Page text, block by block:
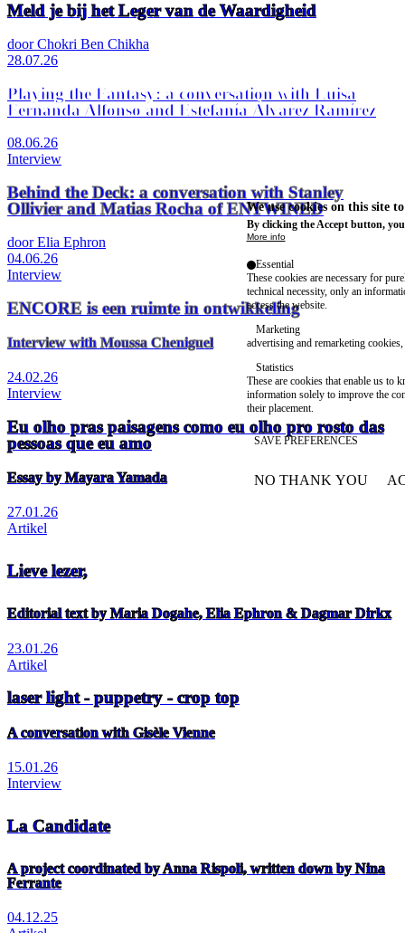
Meld je bij het Leger van de Waardigheid
door Chokri Ben Chikha
28.07.26
Playing the Fantasy: a conversation with Luisa
Fernanda Alfonso and Estefanía Álvarez Ramírez
08.06.26
Interview
Behind the Deck: a conversation with Stanley
Ollivier and Matias Rocha of ENTWINED
door Elia Ephron
04.06.26
Interview
ENCORE is een ruimte in ontwikkeling
Interview with Moussa Cheniguel
24.02.26
Interview
Eu olho pras paisagens como eu olho pro rosto das
pessoas que eu amo
Essay by Mayara Yamada
27.01.26
Artikel
Lieve lezer,
Editorial text by Maria Dogahe, Elia Ephron & Dagmar Dirkx
23.01.26
Artikel
laser light - puppetry - crop top
A conversation with Gisèle Vienne
15.01.26
Interview
La Candidate
A project coordinated by Anna Rispoli, written down by Nina
Ferrante
04.12.25
We use cookies on this site
By clicking the Accept button,
More info
Essential
These cookies are necessary for
technical necessity, only an
access the website.
Marketing
advertising and remarketing cookies,
Statistics
These are cookies that enable us to
information solely to improve the
their placement.
SAVE PREFERENCES
NO THANK YOU
WITHDRAW